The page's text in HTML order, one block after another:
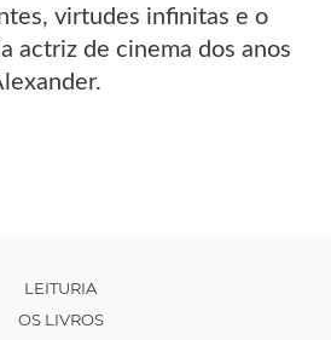
virtudes infinitas e o
actriz de cinema dos anos
LEITURIA
OS LIVROS